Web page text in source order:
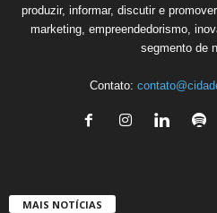
produzir, informar, discutir e
marketing, empreendedorismo,
segmento de
Contato:
MAIS NOTÍCIAS